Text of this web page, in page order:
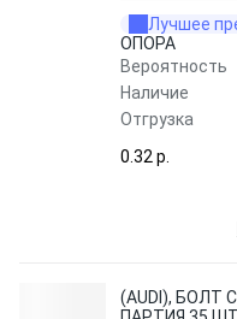
Лучшее
ОПОРА
Вероятность
Наличие
Отгрузка
0.32 p.
(AUDI), БОЛТ